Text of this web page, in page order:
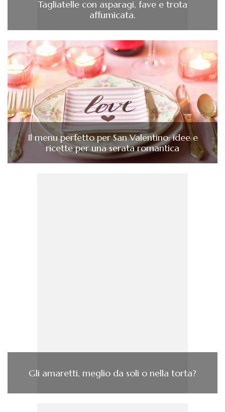
Tagliatelle con asparagi, fave e trota
affumicata.
Il menu perfetto per San Valentino: idee e
ricette per una serata romantica
Gli amaretti, meglio da soli o nella torta?